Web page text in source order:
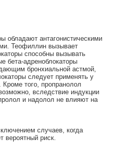
обладают антагонистическими
Теофиллин вызывает
способны вызывать
бета-адреноблокаторы
бронхиальной астмой,
следует применять у
Кроме того, пропранолол
вследствие индукции
и надолол не влияют на
случаев, когда
вероятный риск.